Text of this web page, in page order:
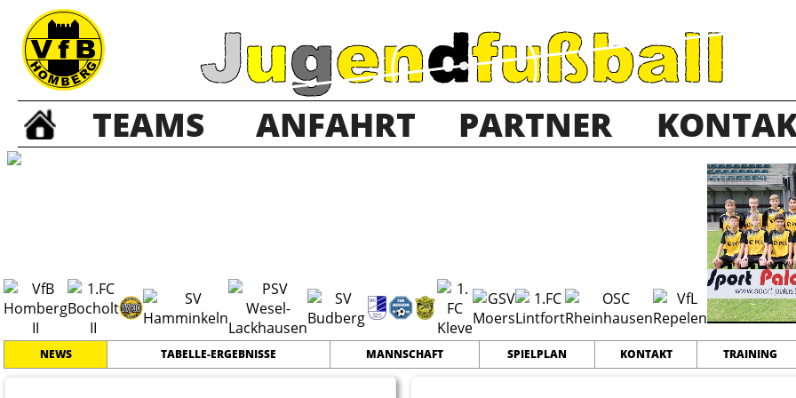
TEAMS ANFAHRT PARTNER
NEWS TABELLE-ERGEBNISSE MANNSCHAFT SPIELPLAN KONTAKT TRAINING